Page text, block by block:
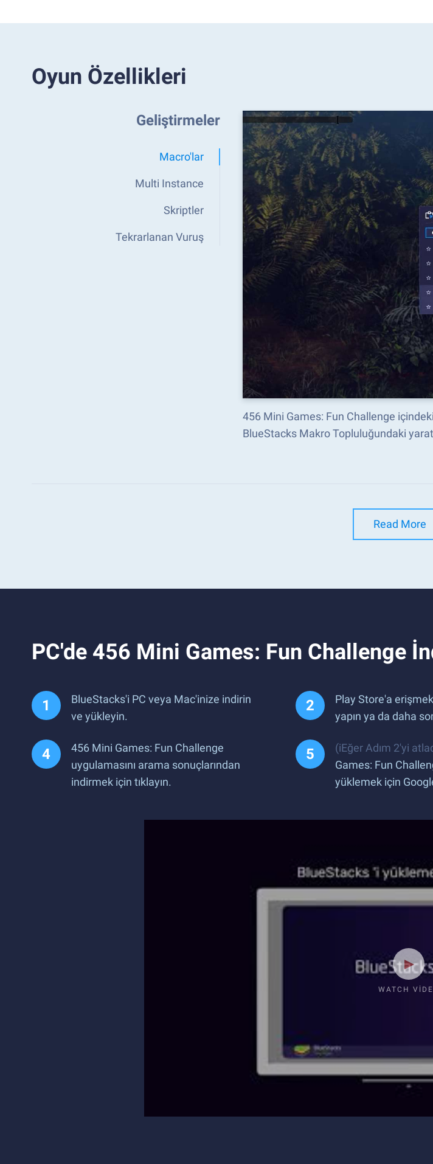
Oyun Özellikleri
Geliştirmeler
Macro'lar
Multi Instance
Skriptler
Tekrarlanan Vuruş
456 Mini Games: Fun Challenge
BlueStacks Makro Topluluğundaki
Read More
PC'de 456 Mini Games: Fun Challenge
BlueStacks'i PC veya Mac'inize indirin
ve yükleyin.
Play Store'a
yapın ya da daha
456 Mini Games: Fun Challenge
uygulamasını arama sonuçlarından
indirmek için tıklayın.
(iEğer Adım 2'yi
Games: Fun
yüklemek için
WATCH